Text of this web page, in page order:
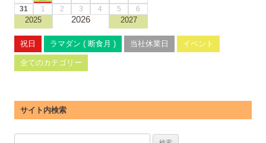
31
1 2 3 4 5 6
2025 2026 2027
祝日 ラマダン ( 断食月 ) 当社休業日 イベント
全てのカテゴリー
サイト内検索